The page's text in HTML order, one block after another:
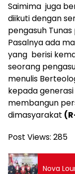
Saimima juga
diikuti dengan
pengasuh
Pasalnya ada
yang berisi
seorang
menulis
kepada
membangun
dimasyarakat
Post Views: 285
Nova